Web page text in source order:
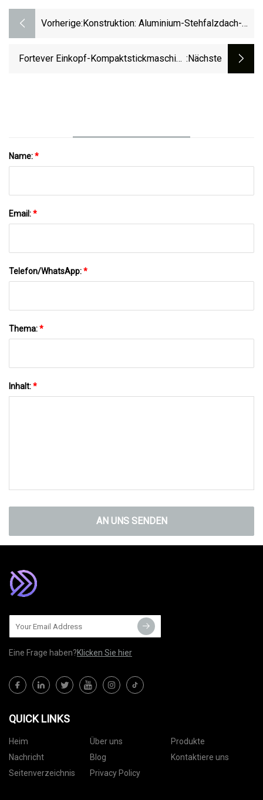
Vorherige: Konstruktion: Aluminium-Stehfalzdach-
Fortever Einkopf-Kompaktstickmaschine :nächste
Name:*
Email:*
Telefon/WhatsApp:*
Thema:*
Inhalt:*
AN UNS SENDEN
Eine Frage haben?Klicken Sie hier
QUICK LINKS
Heim Über uns
Produkte
Nachricht
Blog
Kontaktiere uns
Seitenverzeichnis
Privacy Policy